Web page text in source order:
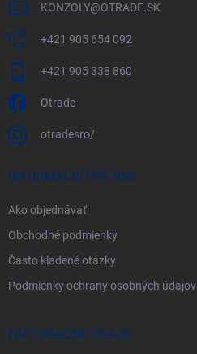
KONZOLY@OTRADE.SK
+421 905 654 092
+421 905 338 860
Otrade
otradesro/
INFORMÁCIE PRE VÁS
Ako objednávať
Obchodné podmienky
Často kladené otázky
Podmienky ochrany osobných údajov
FAKTURAČNÉ ÚDAJE